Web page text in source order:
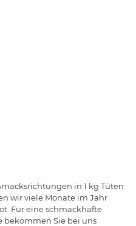
in 1 kg Tüten
wir viele Monate im Jahr
Für eine schmackhafte
bekommen Sie bei uns